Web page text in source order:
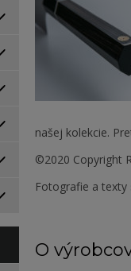
našej kolekcie.
©2020 Copyright
Fotografie a texty
O